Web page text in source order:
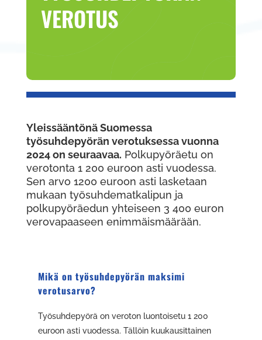
VEROTUS
Yleissääntönä Suomessa
työsuhdepyörän verotuksessa vuonna
2024 on seuraavaa. Polkupyöräetu on
verotonta 1 200 euroon asti vuodessa.
Sen arvo 1200 euroon asti lasketaan
mukaan työsuhdematkalipun ja
polkupyöräedun yhteiseen 3 400 euron
verovapaaseen enimmäismäärään.
Mikä on työsuhdepyörän maksimi
verotusarvo?
Työsuhdepyörä on veroton luontoisetu 1 200
euroon asti vuodessa. Tällöin kuukausittainen